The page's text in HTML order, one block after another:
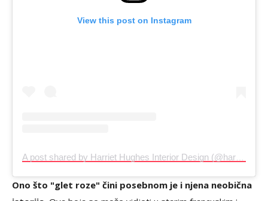
View this post on Instagram
Ono što "glet roze" čini posebnom je i njena neobična